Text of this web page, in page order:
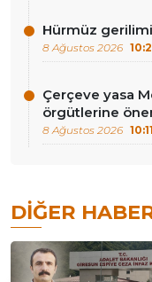
Hürmüz gerilimi:
8 Ağustos 2026
Çerçeve yasa
örgütlerine
8 Ağustos 2026 10:11
DIĞER